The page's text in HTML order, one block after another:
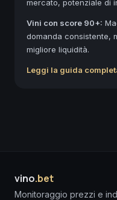
mercato, potenziale di
Vini con score 90+:
domanda consistente,
migliore liquidità.
Leggi la guida
vino.bet
Monitoraggio prezzi e